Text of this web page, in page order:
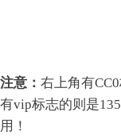
注意： 右上角有
有vip标志的则是
用！